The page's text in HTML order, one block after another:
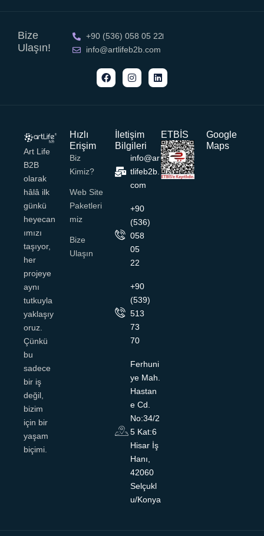
Bize
Ulaşın!
+90 (536) 058 05 22
info@artlifeb2b.com
Art Life
B2B
olarak
hâlâ ilk
günkü
heyecan
ımızı
taşıyor,
her
projeye
aynı
tutkuyla
yaklaşıy
oruz.
Çünkü
bu
sadece
bir iş
değil,
bizim
için bir
yaşam
biçimi.
Hızlı
Erişim
Biz
Kimiz?
Web Site
Paketleri
Miz
Bize
Ulaşın
İletişim
Bilgileri
info@ar
tlifeb2b.
com
+90
(536)
058
05
22
+90
(539)
513
73
70
Ferhuni
ye Mah.
Hastan
e Cd.
No:34/2
5 Kat:6
Hisar İş
Hanı,
42060
Selçukl
u/Konya
ETBİS
Google
Maps